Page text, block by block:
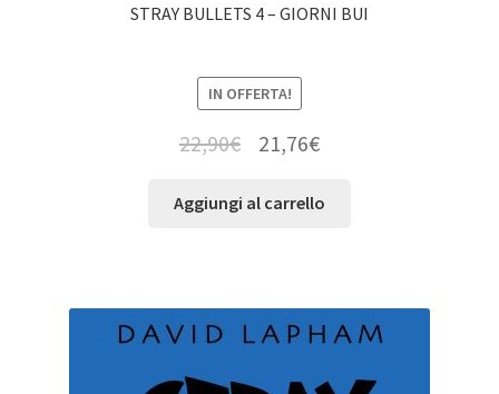
STRAY BULLETS 4 – GIORNI BUI
IN OFFERTA!
22,90€ 21,76€
Aggiungi al carrello